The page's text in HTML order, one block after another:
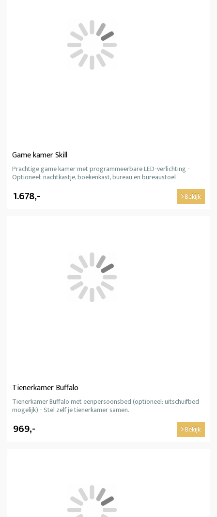
Game kamer Skill
Prachtige game kamer met programmeerbare LED-verlichting -
Optioneel: nachtkastje, boekenkast, bureau en bureaustoel
1.678,- Bekijk
Tienerkamer Buffalo
Tienerkamer Buffalo met eenpersoonsbed (optioneel: uitschuifbed
mogelijk) - Stel zelf je tienerkamer samen.
969,- Bekijk